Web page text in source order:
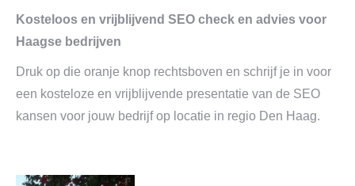
Kosteloos en vrijblijvend SEO check en advies voor
Haagse bedrijven
Druk op die oranje knop rechtsboven en schrijf je in voor
een kosteloze en vrijblijvende presentatie van de SEO
kansen voor jouw bedrijf op locatie in regio Den Haag.